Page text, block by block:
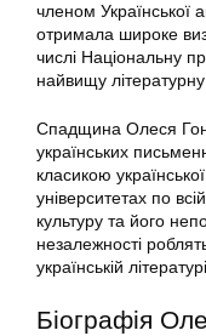
членом Української
отримала широке
числі Національну
найвищу
Спадщина Олеся
українських
класикою
університетах по
культуру та його
незалежності
українській
Біографія